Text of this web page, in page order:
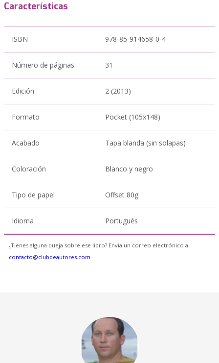
Características
ISBN 978-85-914658-0-4
Número de páginas 31
Edición 2 (2013)
Formato Pocket (105x148)
Acabado Tapa blanda (sin solapas)
Coloración Blanco y negro
Tipo de papel Offset 80g
Idioma Portugués
¿Tienes alguna queja sobre ese libro? Envía un correo electrónico a
contacto@clubdeautores.com